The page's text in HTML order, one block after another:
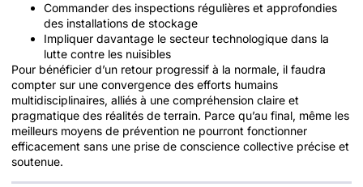
Commander des inspections régulières et approfondies
des installations de stockage
Impliquer davantage le secteur technologique dans la
lutte contre les nuisibles
Pour bénéficier d’un retour progressif à la normale, il faudra
compter sur une convergence des efforts humains
multidisciplinaires, alliés à une compréhension claire et
pragmatique des réalités de terrain. Parce qu’au final, même les
meilleurs moyens de prévention ne pourront fonctionner
efficacement sans une prise de conscience collective précise et
soutenue.